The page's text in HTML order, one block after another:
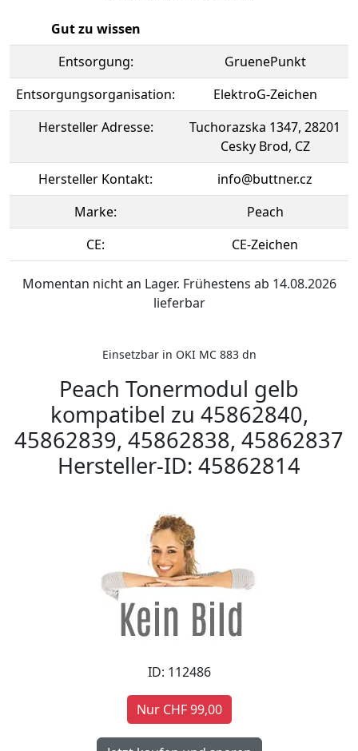
Gut zu wissen
Entsorgung:
GruenePunkt
Entsorgungsorganisation:
ElektroG-Zeichen
Hersteller Adresse:
Tuchorazska 1347, 28201
Cesky Brod, CZ
Hersteller Kontakt:
info@buttner.cz
Marke:
Peach
CE:
CE-Zeichen
Momentan nicht an Lager. Frühestens ab 14.08.2026
lieferbar
Einsetzbar in OKI MC 883 dn
Peach Tonermodul gelb
kompatibel zu 45862840,
45862839, 45862838, 45862837
Hersteller-ID: 45862814
ID: 112486
Nur CHF 99,00